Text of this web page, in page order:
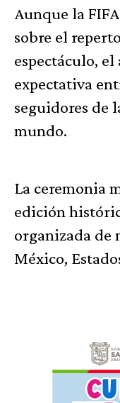
Aunque la
sobre el
espectáculo,
expectativa
seguidores de
mundo.
La ceremonia
edición
organizada de
México,